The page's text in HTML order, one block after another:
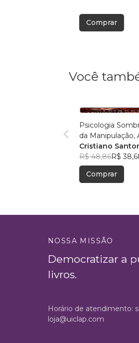
Comprar
Você
Psicologia
da Manipulação,
Atração
Cristiano
Magalhães
R$ 48,86R$
Comprar
NOSSA MISSÃO
Democratizar a
livros.
Horário de atendimento:
loja@uiclap.com